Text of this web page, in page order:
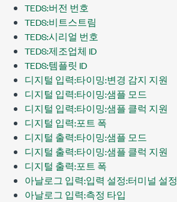
TEDS:버전 번호
TEDS:비트스트림
TEDS:시리얼 번호
TEDS:제조업체 ID
TEDS:템플릿 ID
디지털 입력:타이밍:변경 감지 지원
디지털 입력:타이밍:샘플 모드
디지털 입력:타이밍:샘플 클럭 지원
디지털 입력:포트 폭
디지털 출력:타이밍:샘플 모드
디지털 출력:타이밍:샘플 클럭 지원
디지털 출력:포트 폭
아날로그 입력:입력 설정:터미널 설정
아날로그 입력:측정 타입